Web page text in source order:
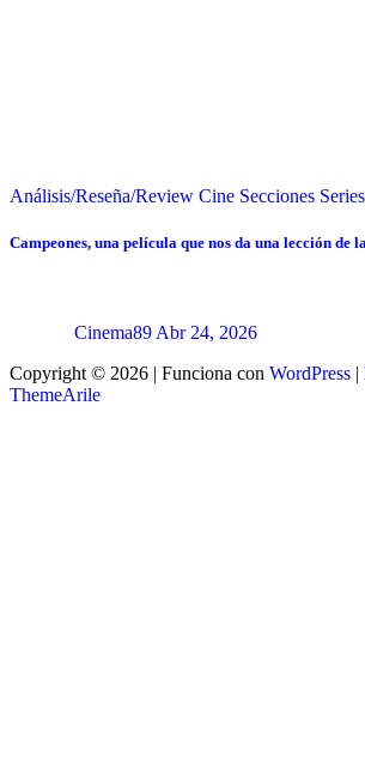
Análisis/Reseña/Review Cine Secciones
Campeones, una película que nos da una lección de
Cinema89 Abr 24, 2026
Copyright © 2026 | Funciona con WordPress |
ThemeArile